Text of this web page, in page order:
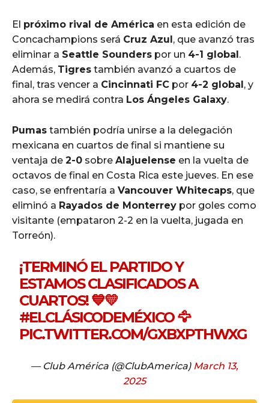
El próximo rival de América en esta edición de
Concachampions será Cruz Azul, que avanzó tras
eliminar a Seattle Sounders por un 4-1 global.
Además, Tigres también avanzó a cuartos de
final, tras vencer a Cincinnati FC por 4-2 global, y
ahora se medirá contra Los Ángeles Galaxy.
Pumas también podría unirse a la delegación
mexicana en cuartos de final si mantiene su
ventaja de 2-0 sobre Alajuelense en la vuelta de
octavos de final en Costa Rica este jueves. En ese
caso, se enfrentaría a Vancouver Whitecaps, que
eliminó a Rayados de Monterrey por goles como
visitante (empataron 2-2 en la vuelta, jugada en
Torreón).
¡TERMINÓ EL PARTIDO Y
ESTAMOS CLASIFICADOS A
CUARTOS! 💙💛
#ELCLÁSICODEMÉXICO🦅
PIC.TWITTER.COM/GXBXPTHWXG
— Club América (@ClubAmerica) March 13,
2025